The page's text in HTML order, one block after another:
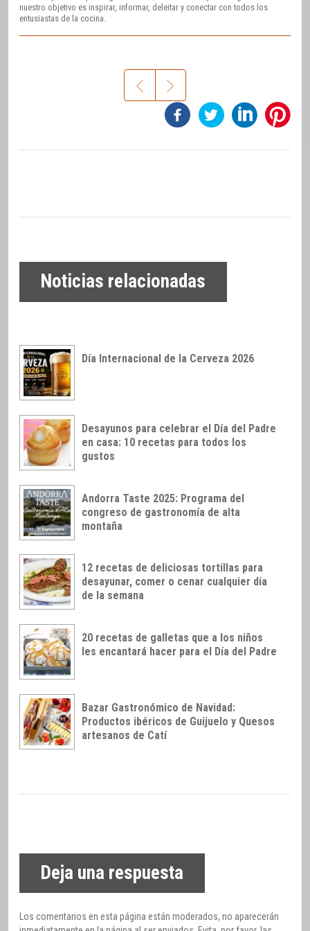
nuestro objetivo es inspirar, informar, deleitar y conectar con todos los
entusiastas de la cocina.
Noticias relacionadas
Día Internacional de la Cerveza 2026
Desayunos para celebrar el Día del Padre
en casa: 10 recetas para todos los
gustos
Andorra Taste 2025: Programa del
congreso de gastronomía de alta
montaña
12 recetas de deliciosas tortillas para
desayunar, comer o cenar cualquier día
de la semana
20 recetas de galletas que a los niños
les encantará hacer para el Día del Padre
Bazar Gastronómico de Navidad:
Productos ibéricos de Guijuelo y Quesos
artesanos de Catí
Deja una respuesta
Los comentarios en esta página están moderados, no aparecerán